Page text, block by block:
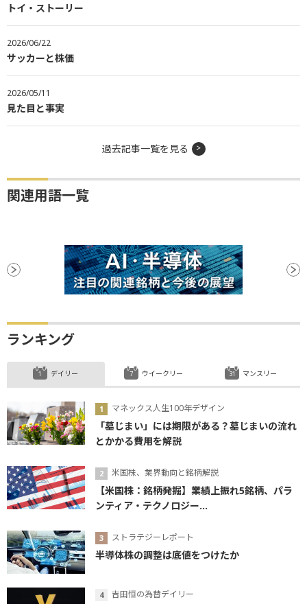
トイ・ストーリー
2026/06/22
サッカーと株価
2026/05/11
見た目と事実
過去記事一覧を見る
関連用語一覧
ランキング
デイリー
マネックス人生100年デザイン
「墓じまい」には期限がある？墓じまいの流れ
とかかる費用を解説
米国株、業界動向と銘柄解説
【米国株：銘柄発掘】業績上振れ5銘柄、パラ
ンティア・テクノロジー...
ストラテジーレポート
半導体株の調整は底値をつけたか
吉田恒の為替デイリー
ウイークリー マンスリー